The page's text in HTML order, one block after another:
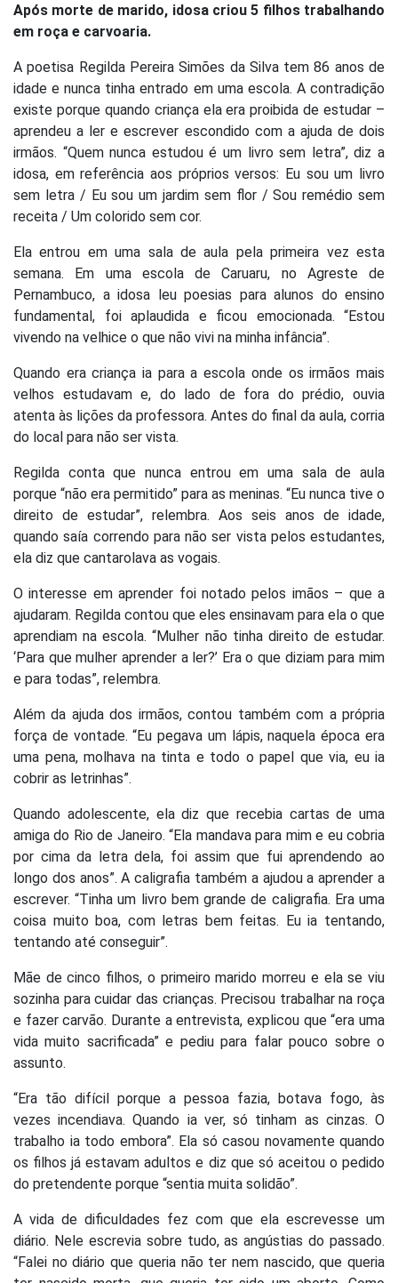
Após morte de marido, idosa criou 5 filhos trabalhando
em roça e carvoaria.
A poetisa Regilda Pereira Simões da Silva tem 86 anos de
idade e nunca tinha entrado em uma escola. A contradição
existe porque quando criança ela era proibida de estudar –
aprendeu a ler e escrever escondido com a ajuda de dois
irmãos. “Quem nunca estudou é um livro sem letra”, diz a
idosa, em referência aos próprios versos: Eu sou um livro
sem letra / Eu sou um jardim sem flor / Sou remédio sem
receita / Um colorido sem cor.
Ela entrou em uma sala de aula pela primeira vez esta
semana. Em uma escola de Caruaru, no Agreste de
Pernambuco, a idosa leu poesias para alunos do ensino
fundamental, foi aplaudida e ficou emocionada. “Estou
vivendo na velhice o que não vivi na minha infância”.
Quando era criança ia para a escola onde os irmãos mais
velhos estudavam e, do lado de fora do prédio, ouvia
atenta às lições da professora. Antes do final da aula, corria
do local para não ser vista.
Regilda conta que nunca entrou em uma sala de aula
porque “não era permitido” para as meninas. “Eu nunca tive o
direito de estudar”, relembra. Aos seis anos de idade,
quando saía correndo para não ser vista pelos estudantes,
ela diz que cantarolava as vogais.
O interesse em aprender foi notado pelos imãos – que a
ajudaram. Regilda contou que eles ensinavam para ela o que
aprendiam na escola. “Mulher não tinha direito de estudar.
‘Para que mulher aprender a ler?’ Era o que diziam para mim
e para todas”, relembra.
Além da ajuda dos irmãos, contou também com a própria
força de vontade. “Eu pegava um lápis, naquela época era
uma pena, molhava na tinta e todo o papel que via, eu ia
cobrir as letrinhas”.
Quando adolescente, ela diz que recebia cartas de uma
amiga do Rio de Janeiro. “Ela mandava para mim e eu cobria
por cima da letra dela, foi assim que fui aprendendo ao
longo dos anos”. A caligrafia também a ajudou a aprender a
escrever. “Tinha um livro bem grande de caligrafia. Era uma
coisa muito boa, com letras bem feitas. Eu ia tentando,
tentando até conseguir”.
Mãe de cinco filhos, o primeiro marido morreu e ela se viu
sozinha para cuidar das crianças. Precisou trabalhar na roça
e fazer carvão. Durante a entrevista, explicou que “era uma
vida muito sacrificada” e pediu para falar pouco sobre o
assunto.
“Era tão difícil porque a pessoa fazia, botava fogo, às
vezes incendiava. Quando ia ver, só tinham as cinzas. O
trabalho ia todo embora”. Ela só casou novamente quando
os filhos já estavam adultos e diz que só aceitou o pedido
do pretendente porque “sentia muita solidão”.
A vida de dificuldades fez com que ela escrevesse um
diário. Nele escrevia sobre tudo, as angústias do passado.
“Falei no diário que queria não ter nem nascido, que queria